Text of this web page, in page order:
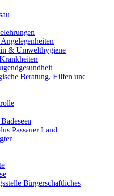
& Umwelthygiene
Beratung, Hilfen und
Passauer Land
Bürgerschaftliches